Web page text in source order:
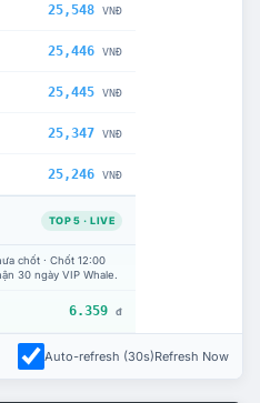
25,548 VNĐ
25,446 VNĐ
25,445 VNĐ
25,347 VNĐ
25,246 VNĐ
TOP 5 · LIVE
chốt · Chốt 12:00
30 ngày VIP Whale.
6.359 đ
Auto-refresh (30s)Refresh Now